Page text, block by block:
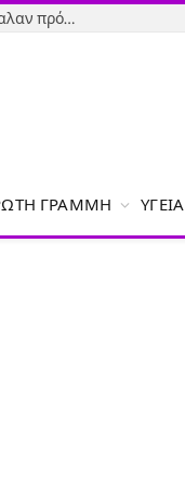
Εύβοια-Απίστευτο: Φορολόγησαν την εγγονή και της έβαλαν πρόστιμο γιατί δεν δήλωσε το χαρτζιλίκι του παππού!
ΓΡΑΜΜΉ ΥΓΕΊΑ